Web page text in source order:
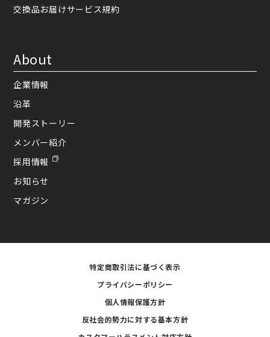
交換品お届けサービス規約
About
企業情報
沿革
開発ストーリー
メンバー紹介
採用情報
お知らせ
マガジン
特定商取引法に基づく表示
プライバシーポリシー
個人情報保護方針
反社会的勢力に対する基本方針